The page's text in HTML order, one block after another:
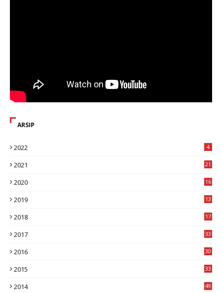
ARSIP
2022 4
2021 21
2020
16
2019
13
2018
17
2017
33
2016
30
2015
33
2014
49